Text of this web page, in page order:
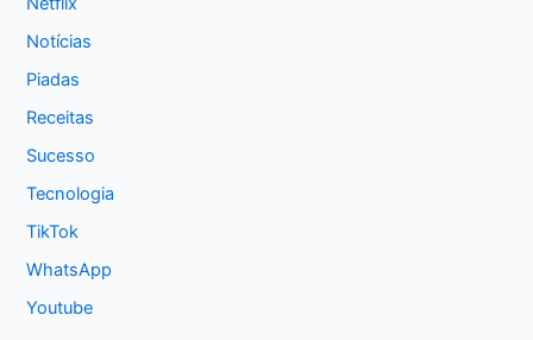
Notícias
Piadas
Receitas
Sucesso
Tecnologia
TikTok
WhatsApp
Youtube